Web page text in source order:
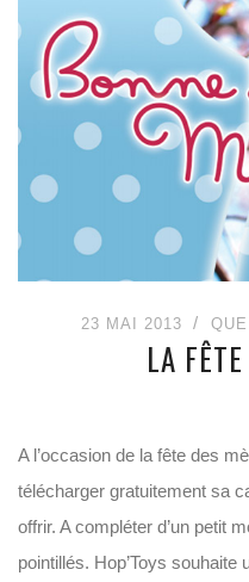
23 MAI 2013
LA
A l’occasion de la fête des
télécharger gratuitement sa
offrir. A compléter d’un petit
pointillés. Hop’Toys